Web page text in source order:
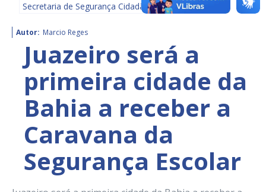
Secretaria de Segurança Cidadã
Autor: Marcio Reges
Juazeiro será a
primeira cidade da
Bahia a receber a
Caravana da
Segurança Escolar